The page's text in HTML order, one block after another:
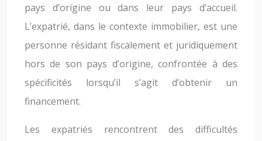
pays d’origine ou dans leur pays d’accueil.
L’expatrié, dans le contexte immobilier, est une
personne résidant fiscalement et juridiquement
hors de son pays d’origine, confrontée à des
spécificités lorsqu’il s’agit d’obtenir un
financement.
Les expatriés rencontrent des difficultés